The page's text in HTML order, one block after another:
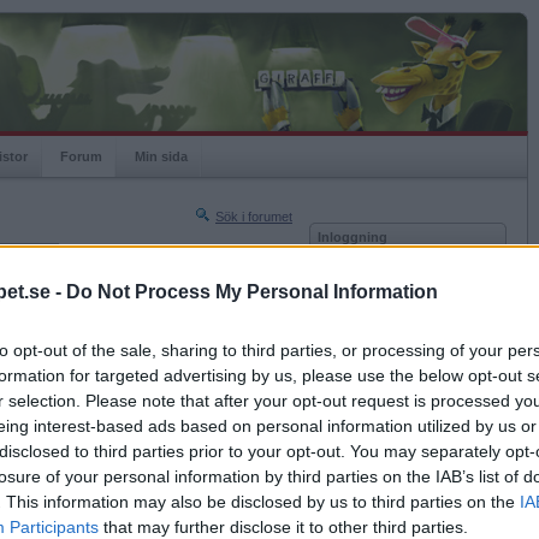
- Do Not Process My Personal Information
opt-out of the sale, sharing to third parties, or processing of your
for targeted advertising by us, please use the below opt-out
selection. Please note that after your opt-out request is processed
interest-based ads based on personal information utilized by us
to third parties prior to your opt-out. You may separately
of your personal information by third parties on the IAB’s list of
This information may also be disclosed by us to third parties on the
Participants that may further disclose it to other third parties.
Forum Min sida
Sök i forumet
Nästa sida »
2016-09-03 19:23
han säger till folk att du är underbar?
Inloggning
Kom ihåg mig
Glömt ditt lösenord?
Få ny aktiveringslänk
Betapet är gratis!